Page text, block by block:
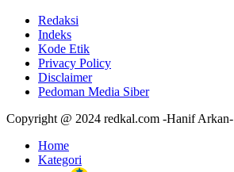
Redaksi
Indeks
Kode Etik
Privacy Policy
Disclaimer
Pedoman Media Siber
Copyright @ 2024 redkal.com -Hanif Arkan-
Home
Kategori